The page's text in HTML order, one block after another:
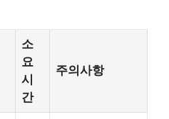
소
요
시
간
주의사항